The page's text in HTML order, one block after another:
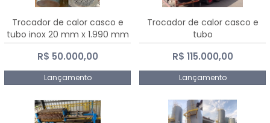
Trocador de calor casco e
tubo inox 20 mm x 1.990 mm
R$ 50.000,00
Lançamento
Trocador de calor casco e
tubo
R$ 115.000,00
Lançamento